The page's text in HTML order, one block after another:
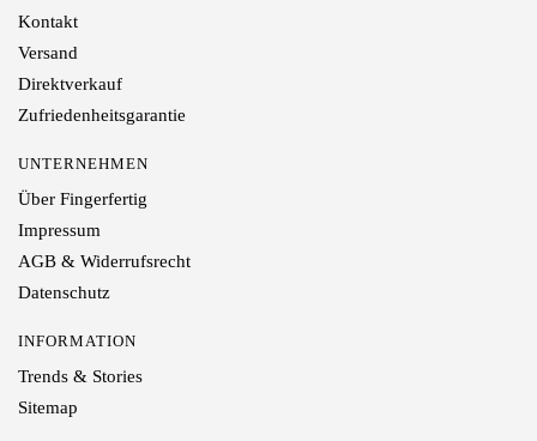
Kontakt
Versand
Direktverkauf
Zufriedenheitsgarantie
UNTERNEHMEN
Über Fingerfertig
Impressum
AGB & Widerrufsrecht
Datenschutz
INFORMATION
Trends & Stories
Sitemap